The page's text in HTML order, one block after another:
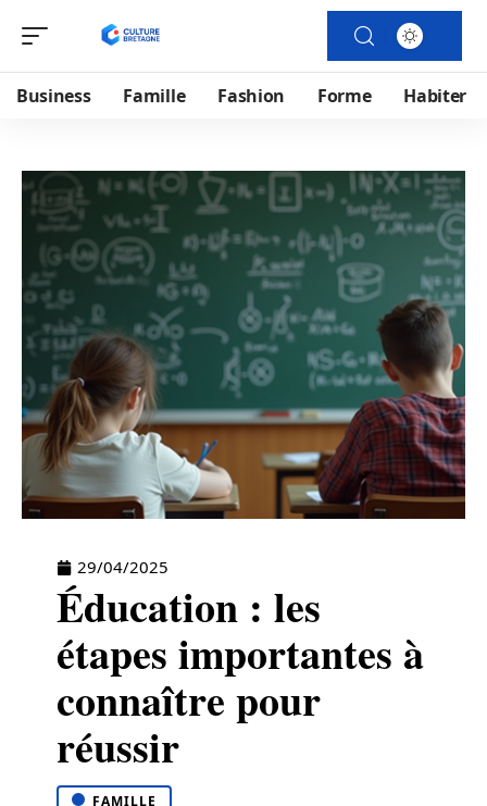
Business Famille Fashion Forme Habiter
29/04/2025
Éducation : les
étapes importantes à
connaître pour
réussir
FAMILLE